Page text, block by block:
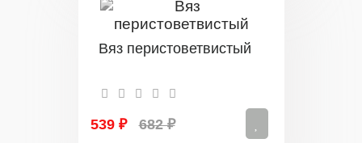
Вяз перистоветвистый
539 ₽ 682 ₽